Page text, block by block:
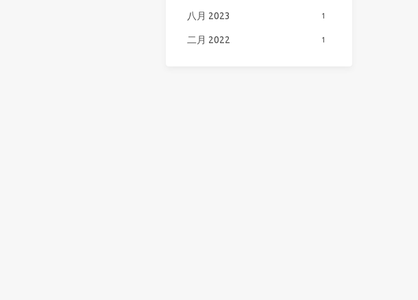
八月 2023 1
二月 2022 1